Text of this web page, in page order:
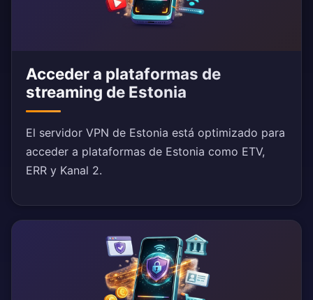
Acceder a plataformas de
streaming de Estonia
El servidor VPN de Estonia está optimizado para
acceder a plataformas de Estonia como ETV,
ERR y Kanal 2.